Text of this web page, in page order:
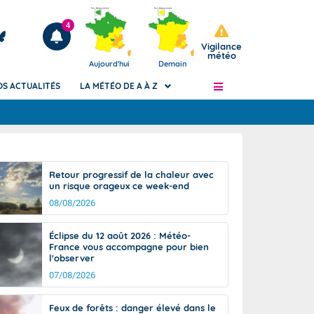
Articles
4
Aujourd'hui Demain
Vigilance
météo
de
Phénomènes dangereux de J+2 à J+7
Avertissement pluies intenses à l'échelle
des communes (Apic)
Bulletins Marine
Bulletins d'estimation du risque
d'avalanche
Météo des forêts
Vigicrues
ACTUALITÉS LA MÉTÉO DE A À Z
Retour progressif de la chaleur avec
un risque orageux ce week-end
08/08/2026
Éclipse du 12 août 2026 : Météo-
France vous accompagne pour bien
l'observer
07/08/2026
Feux de forêts : danger élevé dans le